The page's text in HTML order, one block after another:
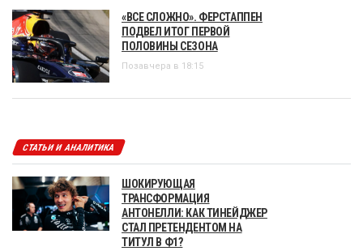
«ВСЕ СЛОЖНО». ФЕРСТАППЕН
ПОДВЕЛ ИТОГ ПЕРВОЙ
ПОЛОВИНЫ СЕЗОНА
Позавчера в 18:15
СТАТЬИ И АНАЛИТИКА
ШОКИРУЮЩАЯ
ТРАНСФОРМАЦИЯ
АНТОНЕЛЛИ: КАК ТИНЕЙДЖЕР
СТАЛ ПРЕТЕНДЕНТОМ НА
ТИТУЛ В Ф1?